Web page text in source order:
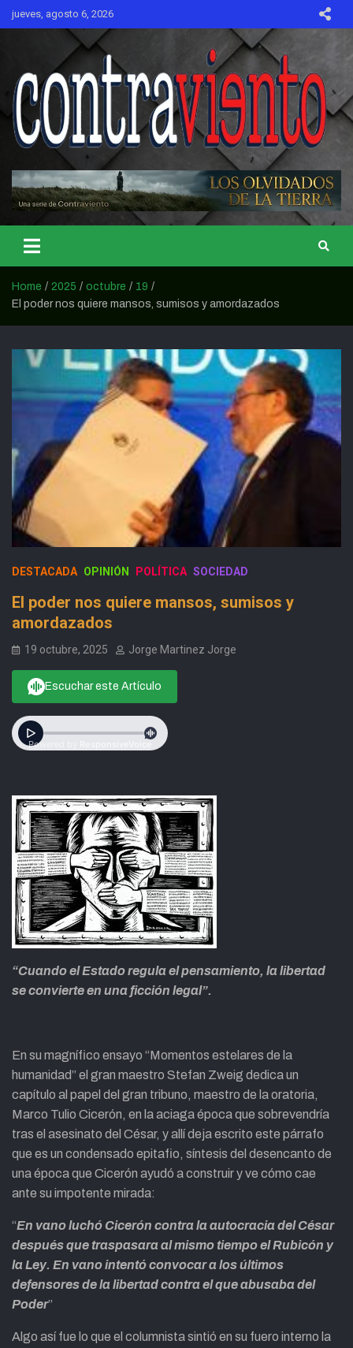
Skip
jueves, agosto 6, 2026
CONTRAVIENTO
Home 2025 octubre
19
El poder nos quiere mansos, sumisos y amordazados
DESTACADA OPINIÓN POLÍTICA SOCIEDAD
El poder nos quiere mansos, sumisos y
amordazados
19 octubre, 2025 Jorge Martinez Jorge
Escuchar este Artículo
“Cuando el Estado regula el pensamiento, la libertad
se convierte en una ficción legal”.
En su magnífico ensayo “Momentos estelares de la
humanidad” el gran maestro Stefan Zweig dedica un
capítulo al papel del gran tribuno, maestro de la oratoria,
Marco Tulio Cicerón, en la aciaga época que sobrevendría
tras el asesinato del César, y allí deja escrito este párrafo
que es un condensado epitafio, síntesis del desencanto de
una época que Cicerón ayudó a construir y ve cómo cae
ante su impotente mirada:
“En vano luchó Cicerón contra la autocracia del César
después que traspasara al mismo tiempo el Rubicón y
la Ley. En vano intentó convocar a los últimos
defensores de la libertad contra el que abusaba del
Poder”
Algo así fue lo que el columnista sintió en su fuero interno la